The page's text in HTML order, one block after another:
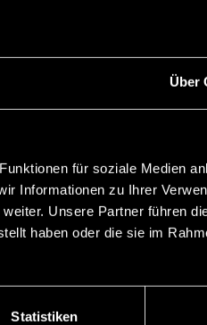
Über
für soziale Medien
Informationen zu Ihrer
Unsere Partner führen
haben oder die sie im
Statistiken